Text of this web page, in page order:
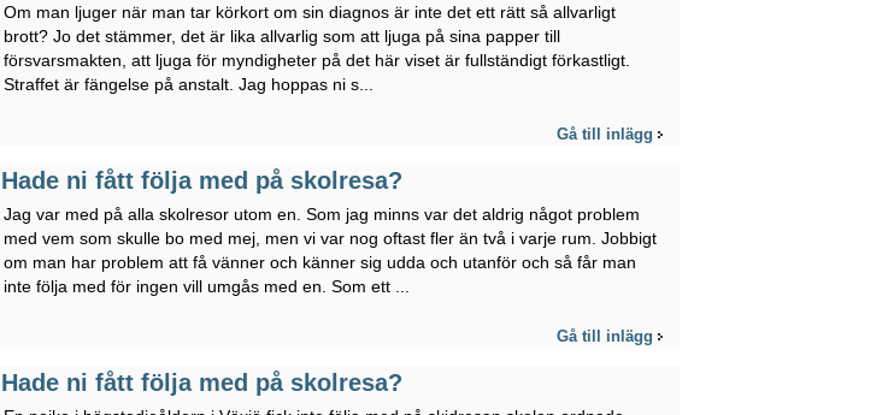
Om man ljuger när man tar körkort om sin diagnos är inte det ett rätt så allvarligt
brott? Jo det stämmer, det är lika allvarlig som att ljuga på sina papper till
försvarsmakten, att ljuga för myndigheter på det här viset är fullständigt förkastligt.
Straffet är fängelse på anstalt. Jag hoppas ni s...
Gå till inlägg
Hade ni fått följa med på skolresa?
Jag var med på alla skolresor utom en. Som jag minns var det aldrig något problem
med vem som skulle bo med mej, men vi var nog oftast fler än två i varje rum. Jobbigt
om man har problem att få vänner och känner sig udda och utanför och så får man
inte följa med för ingen vill umgås med en. Som ett ...
Gå till inlägg
Hade ni fått följa med på skolresa?